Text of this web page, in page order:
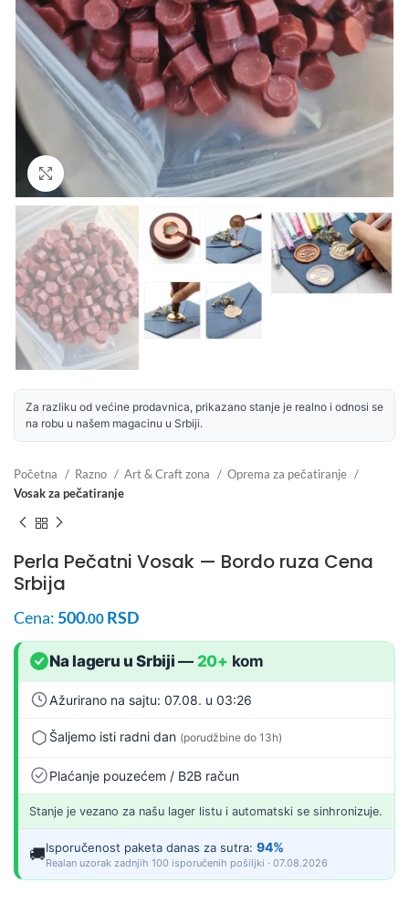
Uvećaj sliku
Za razliku od većine prodavnica, prikazano stanje je realno i odnosi se
na robu u našem magacinu u Srbiji.
Početna Razno Art & Craft zona
Oprema za pečatiranje
Vosak za pečatiranje
Perla Pečatni Vosak — Bordo ruza Cena
Srbija
Cena:500.00 RSD
Na lageru u Srbiji — 20+ kom
Ažurirano na sajtu: 07.08. u 03:26
Šaljemo isti radni dan (porudžbine do 13h)
Plaćanje pouzećem / B2B račun
Stanje je vezano za našu lager listu i automatski se sinhronizuje.
🚚Isporučenost paketa danas za sutra: 94%
Realan uzorak zadnjih 100 isporučenih pošiljki · 07.08.2026